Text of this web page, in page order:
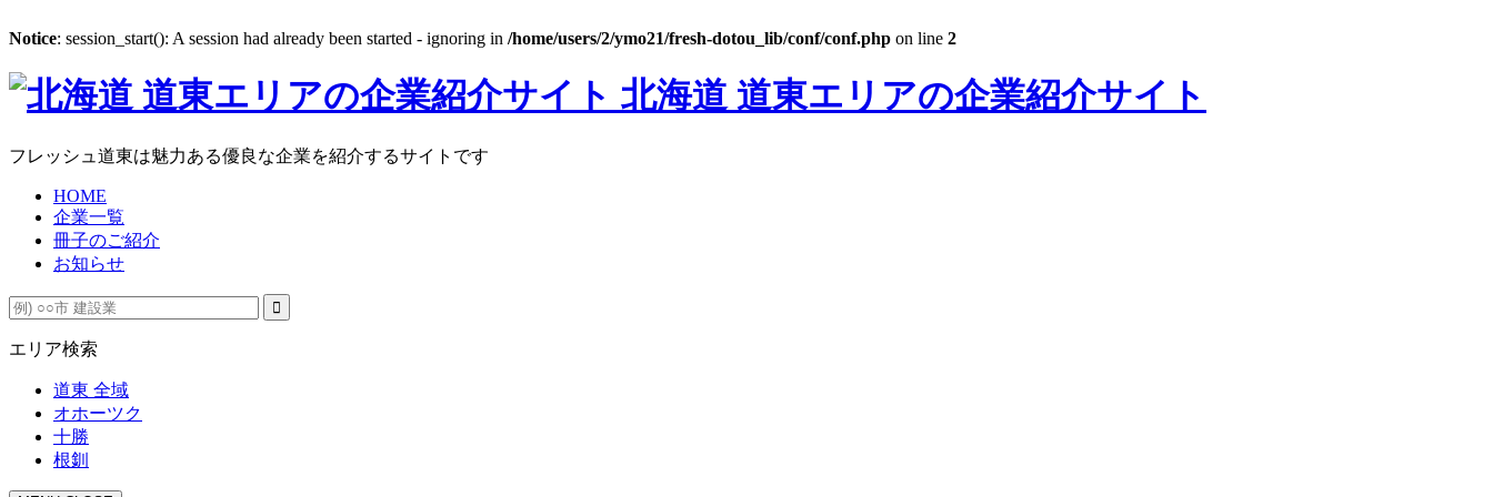
Notice: session_start(): A session had already been started - ignoring in /home/users/2/ymo21/fresh-dotou_lib/conf/conf.php on line 2
北海道 道東エリアの企業紹介サイト
フレッシュ道東は魅力ある優良な企業を紹介するサイトです
HOME
企業一覧
冊子のご紹介
お知らせ
エリア検索
道東 全域
オホーツク
十勝
根釧